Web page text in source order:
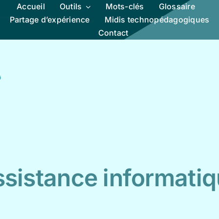
Accueil Outils Mots-clés
Glossaire
Partage d’expérience
Midis technopédagogiques
Contact